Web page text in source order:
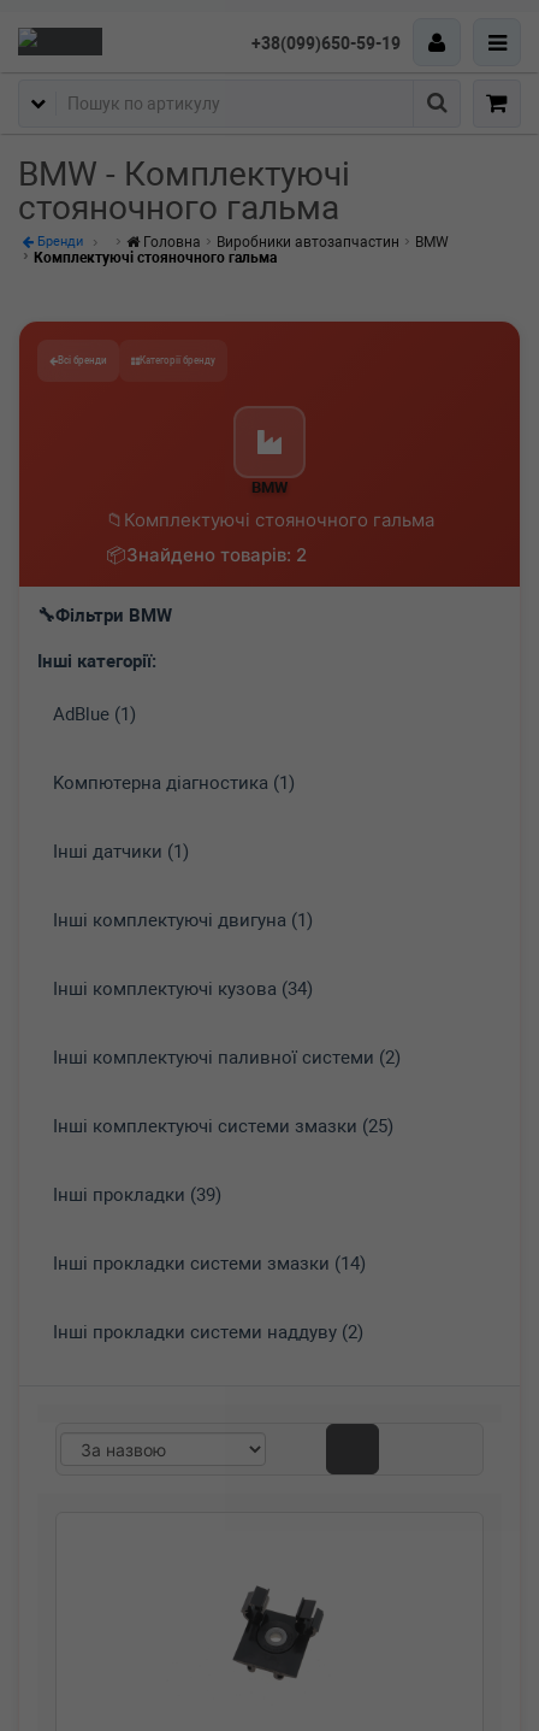
+38(099)650-59-19
Пошук
BMW - Комплектуючі
стояночного гальма
Бренди Головна Виробники автозапчастин
BMW
Комплектуючі стояночного гальма
Всі бренди Категорії бренду
BMW
Комплектуючі стояночного гальма
Знайдено товарів: 2
Фільтри BMW
Інші категорії:
AdBlue (1)
Koмпютepнa діaгнocтикa (1)
Інші датчики (1)
Інші комплектуючі двигуна (1)
Інші комплектуючі кузова (34)
Інші комплектуючі паливної системи (2)
Інші комплектуючі системи змазки (25)
Інші прокладки (39)
Інші прокладки системи змазки (14)
Інші прокладки системи наддуву (2)